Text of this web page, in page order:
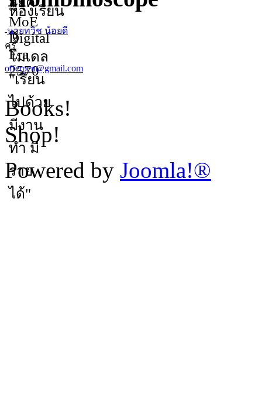
นายทวิช น้อยดี
ครู
offerpen@gmail.com
Books!
Shop!
Powered by Joomla!®